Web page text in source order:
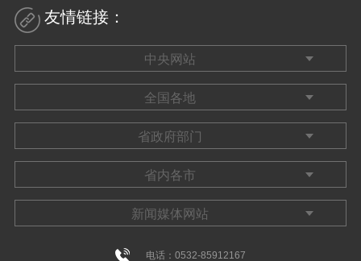
友情链接：
电话：0532-85912167